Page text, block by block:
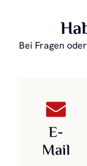
Bei Fragen
E-
Mail